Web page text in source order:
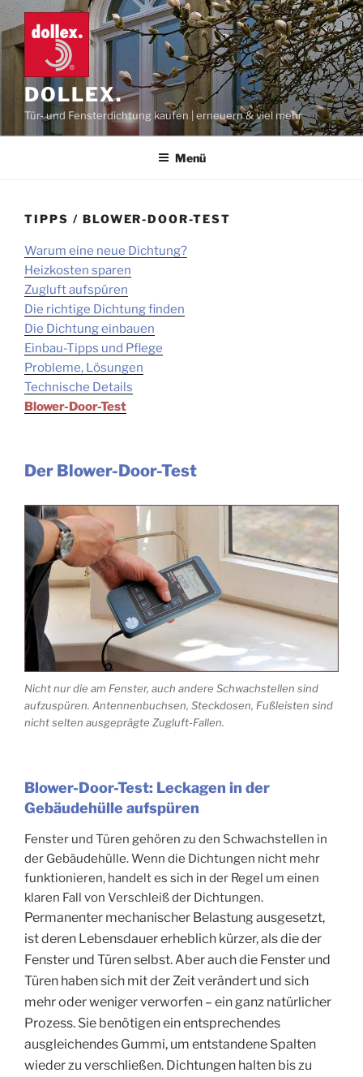
Zum
Inhalt
springen
DOLLEX.
Tür- und Fensterdichtung kaufen | erneuern & viel mehr
Menü
TIPPS / BLOWER-DOOR-TEST
Warum eine neue Dichtung?
Heizkosten sparen
Zugluft aufspüren
Die richtige Dichtung finden
Die Dichtung einbauen
Einbau-Tipps und Pflege
Probleme, Lösungen
Technische Details
Blower-Door-Test
Der Blower-Door-Test
Nicht nur die am Fenster, auch andere Schwachstellen sind
aufzuspüren. Antennenbuchsen, Steckdosen, Fußleisten sind
nicht selten ausgeprägte Zugluft-Fallen.
Blower-Door-Test: Leckagen in der
Gebäudehülle aufspüren
Fenster und Türen gehören zu den Schwachstellen in
der Gebäudehülle. Wenn die Dichtungen nicht mehr
funktionieren, handelt es sich in der Regel um einen
klaren Fall von Verschleiß der Dichtungen.
Permanenter mechanischer Belastung ausgesetzt,
ist deren Lebensdauer erheblich kürzer, als die der
Fenster und Türen selbst. Aber auch die Fenster und
Türen haben sich mit der Zeit verändert und sich
mehr oder weniger verworfen – ein ganz natürlicher
Prozess. Sie benötigen ein entsprechendes
ausgleichendes Gummi, um entstandene Spalten
wieder zu verschließen. Dichtungen halten bis zu